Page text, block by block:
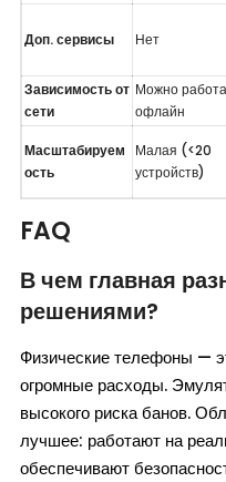
Доп. сервисы Нет
Зависимость от
сети
Можно
офлайн
Масштабируем
ость
Малая (<20
устройств)
FAQ
В чем главная
решениями?
Физические телефоны —
огромные расходы.
высокого риска банов.
лучшее: работают на
обеспечивают